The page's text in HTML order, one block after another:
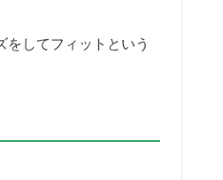
してフィットという